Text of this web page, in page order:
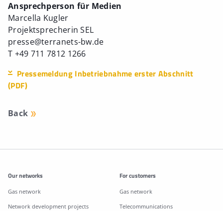
Ansprechperson für Medien
Marcella Kugler
Projektsprecherin SEL
presse@terranets-bw.de
T +49 711 7812 1266
Pressemeldung Inbetriebnahme erster Abschnitt
(PDF)
Back
Additonal information
Our networks
Gas network
Network development projects
For customers
Gas network
Telecommunications